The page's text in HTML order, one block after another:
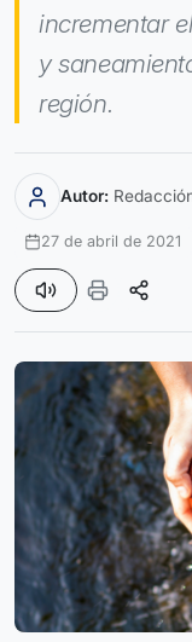
incrementar
y
región.
Autor:
27 de abril de 2021